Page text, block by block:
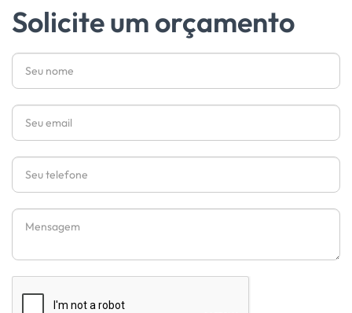
Solicite um orçamento
Nome
Email
Telefone
Mensagem